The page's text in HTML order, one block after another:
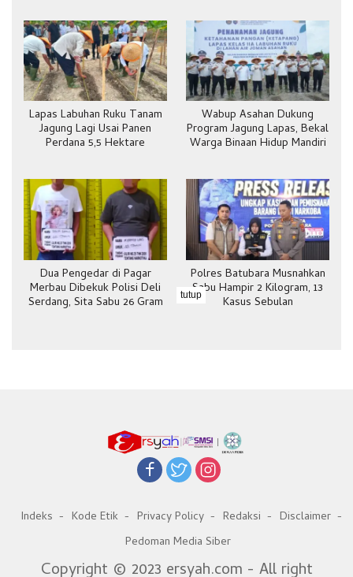
Lapas Labuhan Ruku Tanam
Jagung Lagi Usai Panen
Perdana 5,5 Hektare
Wabup Asahan Dukung
Program Jagung Lapas, Bekal
Warga Binaan Hidup Mandiri
Dua Pengedar di Pagar
Merbau Dibekuk Polisi Deli
Serdang, Sita Sabu 26 Gram
Polres Batubara Musnahkan
Sabu Hampir 2 Kilogram, 13
Kasus Sebulan
Indeks Kode Etik Privacy Policy Redaksi
Disclaimer
Pedoman Media Siber
Copyright © 2023 ersyah.com - All right
tutup